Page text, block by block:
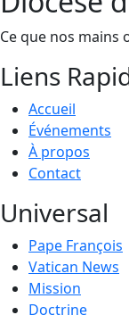
Ce que nos mains
Liens
Accueil
Événements
À propos
Contact
Universal
Pape François
Vatican News
Mission
Doctrine